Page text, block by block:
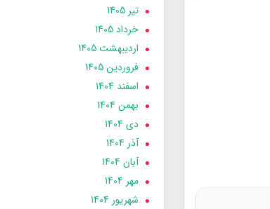
تير 1405
خرداد 1405
ارديبهشت 1405
فروردین 1405
اسفند 1404
بهمن 1404
دی 1404
آذر 1404
آبان 1404
مهر 1404
شهریور 1404